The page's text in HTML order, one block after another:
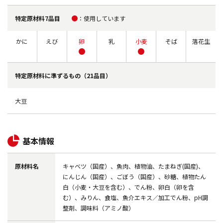
特定原材料7品目 使用しています
かに えび 卵 乳 小麦 そば 落花生
特定原材料に準ずるもの（21品目）
大豆
基本情報
原材料名
キャベツ（国産）、魚肉、植物油、たまねぎ(国産)、
にんじん（国産）、ごぼう（国産）、砂糖、植物たん
白（小麦・大豆を含む）、でん粉、卵白（卵を含
む）、みりん、食塩、魚介エキス／加工でん粉、pH調
整剤、調味料（アミノ酸）